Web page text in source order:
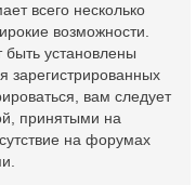
всего несколько
возможности.
установлены
зарегистрированных
вам следует
принятыми на
на форумах